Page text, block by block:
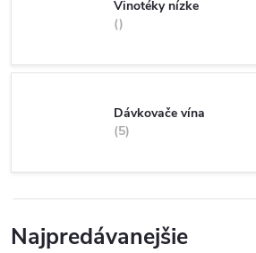
Vinotéky nízke
Dávkovače vína
5
Najpredávanejšie